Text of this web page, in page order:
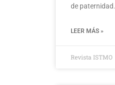
de paternidad.
LEER MÁS »
Revista ISTMO